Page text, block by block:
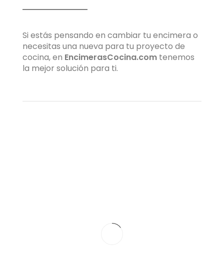
Si estás pensando en cambiar tu encimera o
necesitas una nueva para tu proyecto de
cocina, en EncimerasCocina.com tenemos
la mejor solución para ti.